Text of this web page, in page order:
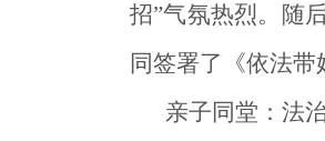
招”气氛热烈。随
同签署了《依法带
亲子同堂：法